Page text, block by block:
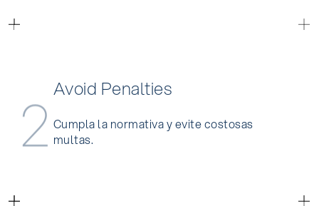
2 Avoid Penalties
Cumpla la normativa y evite costosas
multas.